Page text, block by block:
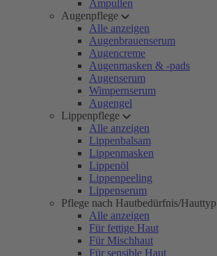
Ampullen
Augenpflege
Alle anzeigen
Augenbrauenserum
Augencreme
Augenmasken & -pads
Augenserum
Wimpernserum
Augengel
Lippenpflege
Alle anzeigen
Lippenbalsam
Lippenmasken
Lippenöl
Lippenpeeling
Lippenserum
Pflege nach Hautbedürfnis/Hauttyp
Alle anzeigen
Für fettige Haut
Für Mischhaut
Für sensible Haut